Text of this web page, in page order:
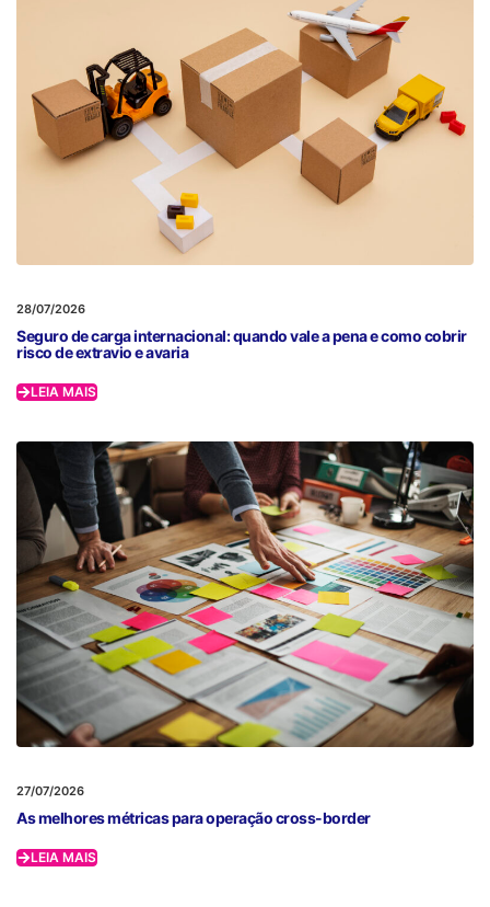
28/07/2026
Seguro de carga internacional: quando vale a pena e como cobrir
risco de extravio e avaria
LEIA MAIS
27/07/2026
As melhores métricas para operação cross-border
LEIA MAIS